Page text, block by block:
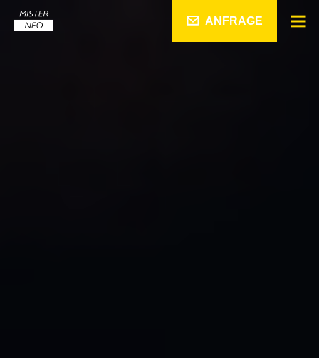
ANFRAGE